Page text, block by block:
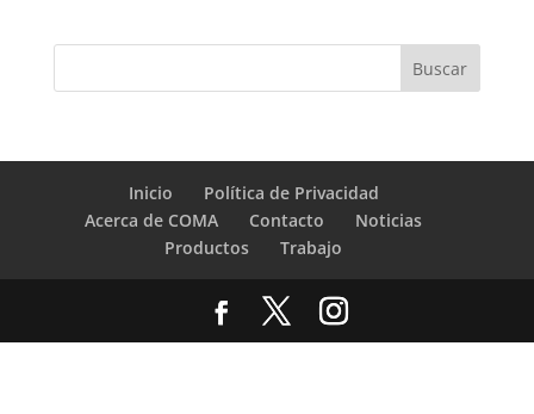
Inicio
Política de Privacidad
Acerca de COMA
Contacto
Noticias
Productos
Trabajo